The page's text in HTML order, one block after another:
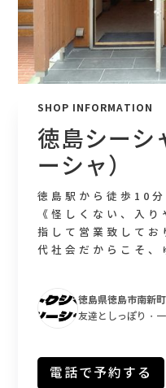
SHOP INFORMATION
徳島シーシ
ーシャ）
徳島駅から徒歩10
《怪しくない、入
指して営業致してお
代社会だからこそ、
っております 初心
ングと吸いやすいシ
お客様1人1人に、
ます
徳島県徳島市南新
友達としっぽり・
電話で予約する